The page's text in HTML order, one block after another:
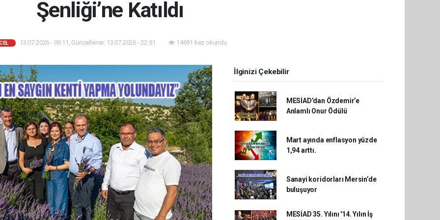
Şenliği’ne Katıldı
13.07.2026 - 09:11, Güncelleme: 13.07.2026 - 22:51 14691 kez okundu.
İlginizi Çekebilir
MESİAD’dan Özdemir’e
Anlamlı Onur Ödülü
Mart ayında enflasyon yüzde
1,94 arttı.
Sanayi koridorları Mersin’de
buluşuyor
MESİAD 35. Yılını '14. Yılın İş